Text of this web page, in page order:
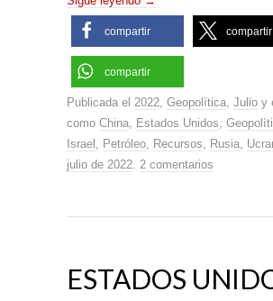
compartir compartir
compartir
Publicada el 2022 Geopolítica Julio y
como China Estados Unidos
Israel
Petróleo Recursos Rusia
julio de 2022 2 comentarios
ESTADOS